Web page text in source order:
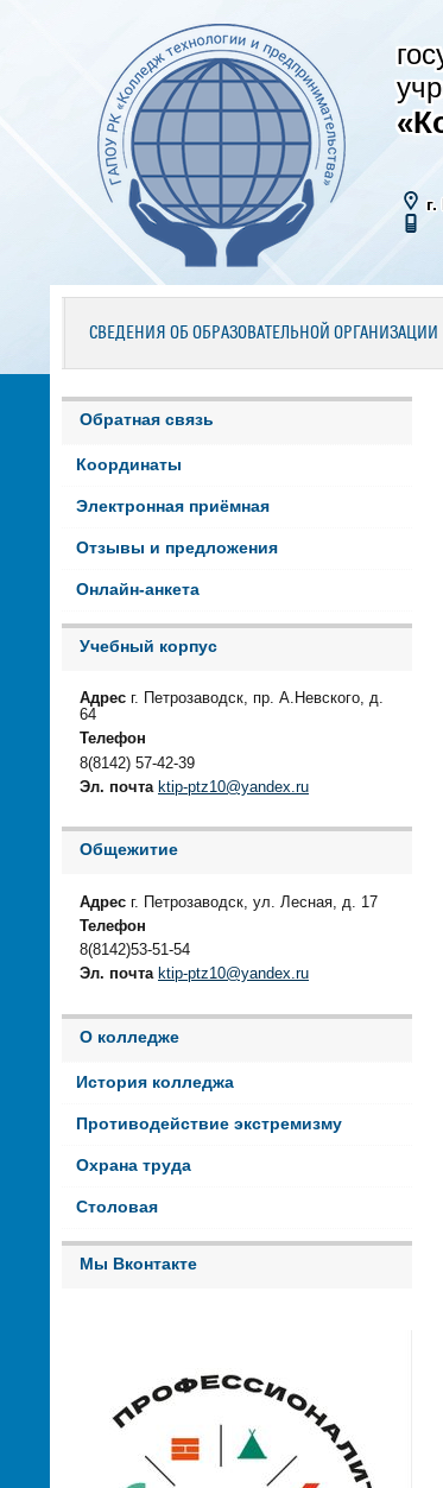
СВЕДЕНИЯ ОБ ОБРАЗОВАТЕЛЬНОЙ ОРГАНИЗАЦИИ
Обратная связь
Координаты
Электронная приёмная
Отзывы и предложения
Онлайн-анкета
Учебный корпус
Адрес г. Петрозаводск, пр. А.Невского, д.
64
Телефон
8(8142) 57-42-39
Эл. почта ktip-ptz10@yandex.ru
Общежитие
Адрес г. Петрозаводск, ул. Лесная, д. 17
Телефон
8(8142)53-51-54
Эл. почта ktip-ptz10@yandex.ru
О колледже
История колледжа
Противодействие экстремизму
Охрана труда
Столовая
Мы Вконтакте